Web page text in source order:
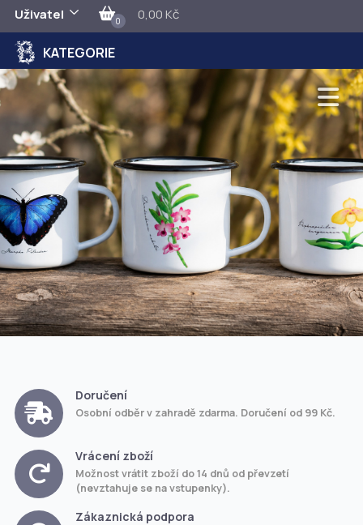
Uživatel 0 0,00 Kč
KATEGORIE
Doručení
Osobní odběr v zahradě zdarma. Doručení od 99 Kč.
Vrácení zboží
Možnost vrátit zboží do 14 dnů od převzetí
(nevztahuje se na vstupenky).
Zákaznická podpora